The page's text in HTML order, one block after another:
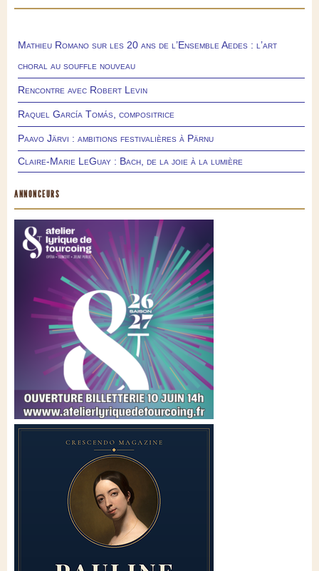
Mathieu Romano sur les 20 ans de l’Ensemble Aedes : l’art
choral au souffle nouveau
Rencontre avec Robert Levin
Raquel García Tomás, compositrice
Paavo Järvi : ambitions festivalières à Pärnu
Claire-Marie LeGuay : Bach, de la joie à la lumière
ANNONCEURS